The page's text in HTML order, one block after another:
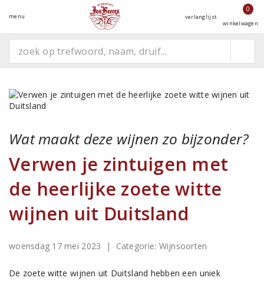
menu verlanglijst
0
winkelwagen
Wat maakt deze wijnen zo bijzonder?
Verwen je zintuigen met
de heerlijke zoete witte
wijnen uit Duitsland
woensdag 17 mei 2023 | Categorie: Wijnsoorten
De zoete witte wijnen uit Duitsland hebben een uniek